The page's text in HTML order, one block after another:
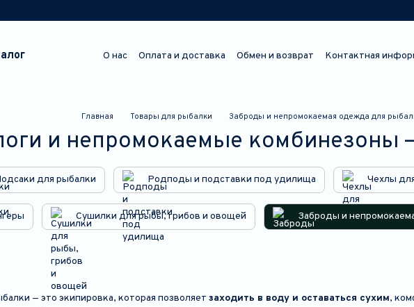
О нас Оплата и доставка Обмен и возврат Контактная
Главная Товары для рыбалки Заброды и непромокаемая одежда для
и непромокаемые комбинезоны
для рыбалки Родподы и подставки под удилища Чехлы
Сушилки для рыбы, грибов и овощей Заброды и
— это экипировка, которая позволяет заходить в воду и оставаться сухим,